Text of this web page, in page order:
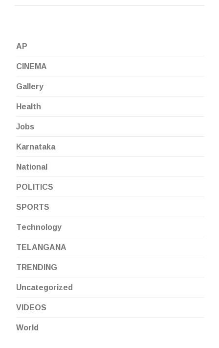
AP
CINEMA
Gallery
Health
Jobs
Karnataka
National
POLITICS
SPORTS
Technology
TELANGANA
TRENDING
Uncategorized
VIDEOS
World